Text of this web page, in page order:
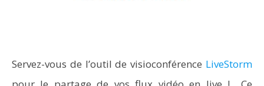
Servez-vous de l’outil de visioconférence LiveStorm